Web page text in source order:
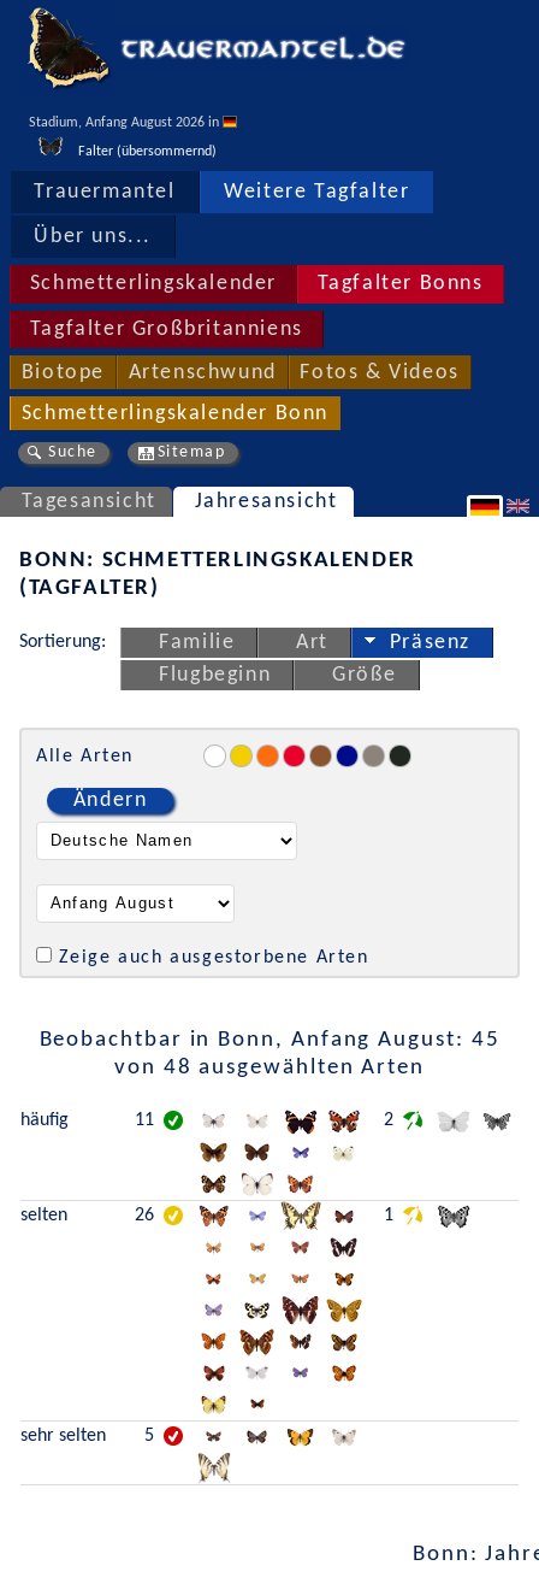
Stadium, Anfang August 2026 in
Falter (übersommernd)
Trauermantel Weitere Tagfalter
Über uns...
Schmetterlingskalender Tagfalter Bonns
Tagfalter Großbritanniens
Biotope Artenschwund Fotos & Videos
Schmetterlingskalender Bonn
Suche Sitemap
Tagesansicht Jahresansicht
BONN: SCHMETTERLINGSKALENDER
(TAGFALTER)
Sortierung: Familie Art
Präsenz
Flugbeginn
Größe
Alle Arten
Ändern
Zeige auch ausgestorbene Arten
Beobachtbar in Bonn, Anfang August: 45
von 48 ausgewählten Arten
häufig 11 2
selten 26 1
sehr selten 5
Bonn: